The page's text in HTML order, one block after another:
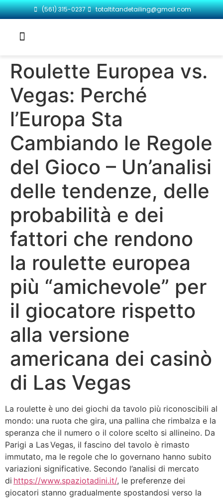
(561) 315-0237 totaltitandetailing@gmail.com
Roulette Europea vs.
Vegas: Perché
l’Europa Sta
Cambiando le Regole
del Gioco – Un’analisi
delle tendenze, delle
probabilità e dei
fattori che rendono
la roulette europea
più “amichevole” per
il giocatore rispetto
alla versione
americana dei casinò
di Las Vegas
La roulette è uno dei giochi da tavolo più riconoscibili al
mondo: una ruota che gira, una pallina che rimbalza e la
speranza che il numero o il colore scelto si allineino. Da
Parigi a Las Vegas, il fascino del tavolo è rimasto
immutato, ma le regole che lo governano hanno subito
variazioni significative. Secondo l’analisi di mercato
di https://www.spaziotadini.it/, le preferenze dei
giocatori stanno gradualmente spostandosi verso la